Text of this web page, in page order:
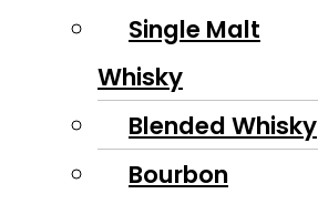
Single Malt
Whisky
Blended Whisky
Bourbon